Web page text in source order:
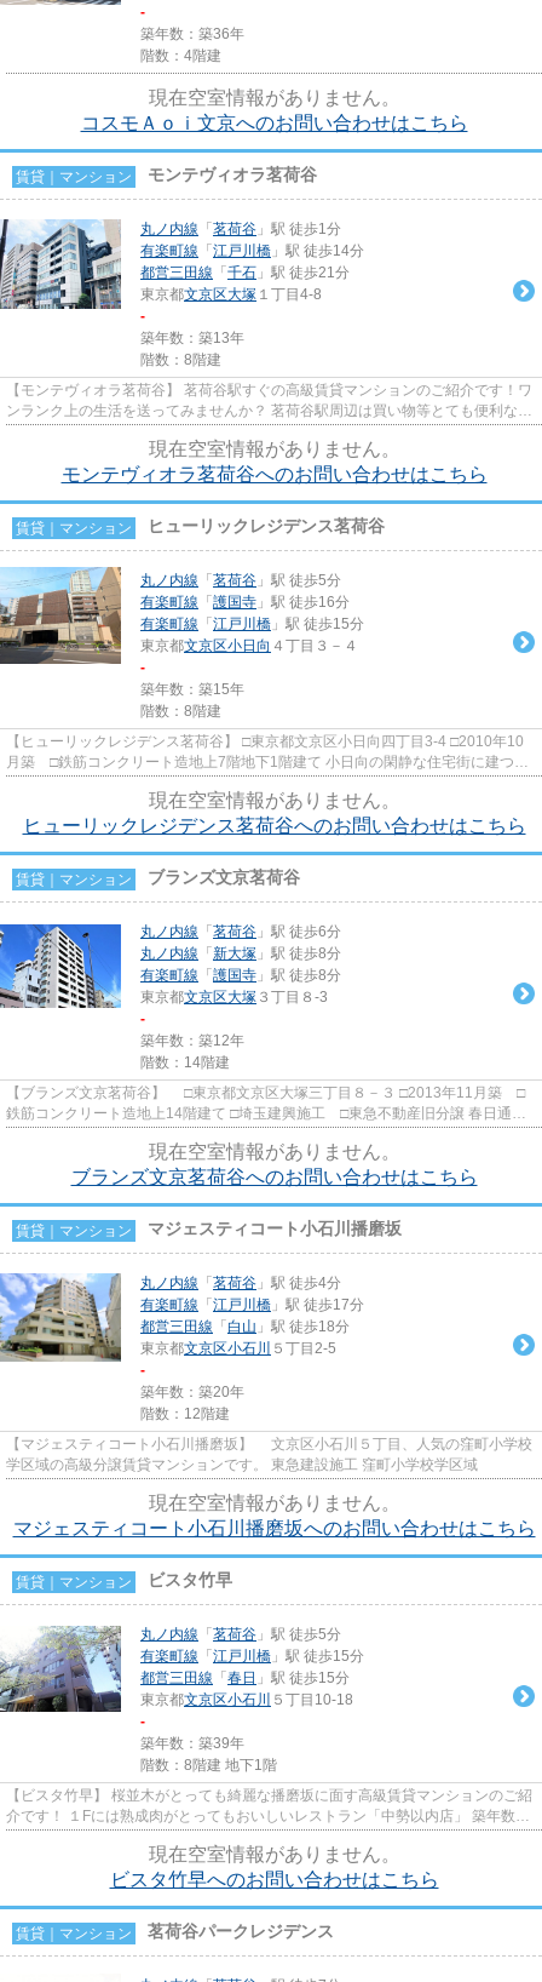
-
築年数：築36年
階数：4階建
現在空室情報がありません。
コスモＡｏｉ文京へのお問い合わせはこちら
賃貸｜マンション モンテヴィオラ茗荷谷
丸ノ内線 「 茗荷谷 」駅 徒歩1分
有楽町線 「 江戸川橋 」駅 徒歩14分
都営三田線 「 千石 」駅 徒歩21分
東京都文京区大塚 １丁目4-8
-
築年数：築13年
階数：8階建
【モンテヴィオラ茗荷谷】 茗荷谷駅すぐの高級賃貸マンションのご紹介です！ワ
ンランク上の生活を送ってみませんか？ 茗荷谷駅周辺は買い物等とても便利なの
現在空室情報がありません。
モンテヴィオラ茗荷谷へのお問い合わせはこちら
賃貸｜マンション ヒューリックレジデンス茗荷谷
丸ノ内線 「 茗荷谷 」駅 徒歩5分
有楽町線 「 護国寺 」駅 徒歩16分
有楽町線 「 江戸川橋 」駅 徒歩15分
東京都文京区小日向 ４丁目３－４
-
築年数：築15年
階数：8階建
【ヒューリックレジデンス茗荷谷】 □東京都文京区小日向四丁目3-4 □2010年10
月築 □鉄筋コンクリート造地上7階地下1階建て 小日向の閑静な住宅街に建つ低
現在空室情報がありません。
ヒューリックレジデンス茗荷谷へのお問い合わせはこちら
賃貸｜マンション ブランズ文京茗荷谷
丸ノ内線 「 茗荷谷 」駅 徒歩6分
丸ノ内線 「 新大塚 」駅 徒歩8分
有楽町線 「 護国寺 」駅 徒歩8分
東京都文京区大塚 ３丁目８-3
-
築年数：築12年
階数：14階建
【ブランズ文京茗荷谷】 □東京都文京区大塚三丁目８－３ □2013年11月築 □
鉄筋コンクリート造地上14階建て □埼玉建興施工 □東急不動産旧分譲 春日通り
現在空室情報がありません。
ブランズ文京茗荷谷へのお問い合わせはこちら
賃貸｜マンション マジェスティコート小石川播磨坂
丸ノ内線 「 茗荷谷 」駅 徒歩4分
有楽町線 「 江戸川橋 」駅 徒歩17分
都営三田線 「 白山 」駅 徒歩18分
東京都文京区小石川 ５丁目2-5
-
築年数：築20年
階数：12階建
【マジェスティコート小石川播磨坂】 文京区小石川５丁目、人気の窪町小学校
学区域の高級分譲賃貸マンションです。 東急建設施工 窪町小学校学区域
現在空室情報がありません。
マジェスティコート小石川播磨坂へのお問い合わせはこちら
賃貸｜マンション ビスタ竹早
丸ノ内線 「 茗荷谷 」駅 徒歩5分
有楽町線 「 江戸川橋 」駅 徒歩15分
都営三田線 「 春日 」駅 徒歩15分
東京都文京区小石川 ５丁目10-18
-
築年数：築39年
階数：8階建 地下1階
【ビスタ竹早】 桜並木がとっても綺麗な播磨坂に面す高級賃貸マンションのご紹
介です！ １Fには熟成肉がとってもおいしいレストラン「中勢以内店」 築年数は
現在空室情報がありません。
ビスタ竹早へのお問い合わせはこちら
賃貸｜マンション 茗荷谷パークレジデンス